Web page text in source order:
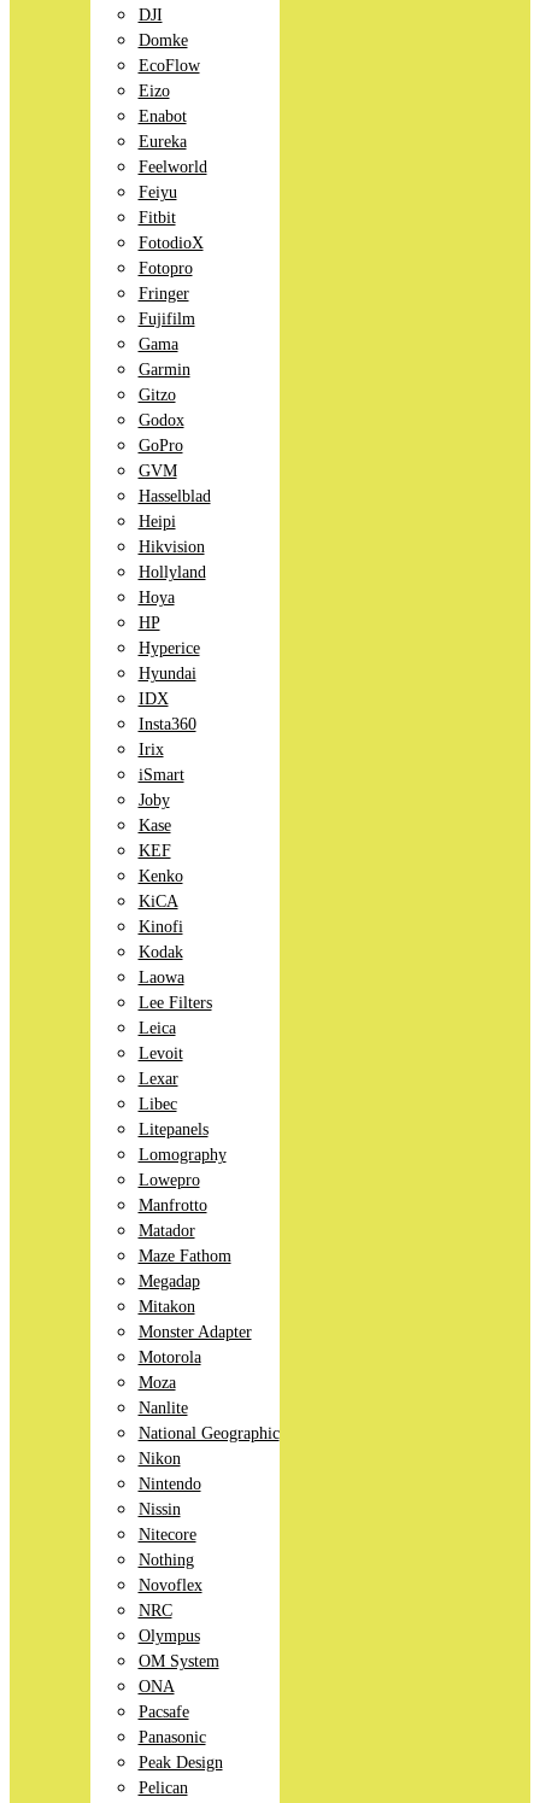
DJI
Domke
EcoFlow
Eizo
Enabot
Eureka
Feelworld
Feiyu
Fitbit
FotodioX
Fotopro
Fringer
Fujifilm
Gama
Garmin
Gitzo
Godox
GoPro
GVM
Hasselblad
Heipi
Hikvision
Hollyland
Hoya
HP
Hyperice
Hyundai
IDX
Insta360
Irix
iSmart
Joby
Kase
KEF
Kenko
KiCA
Kinofi
Kodak
Laowa
Lee Filters
Leica
Levoit
Lexar
Libec
Litepanels
Lomography
Lowepro
Manfrotto
Matador
Maze Fathom
Megadap
Mitakon
Monster Adapter
Motorola
Moza
Nanlite
National Geographic
Nikon
Nintendo
Nissin
Nitecore
Nothing
Novoflex
NRC
Olympus
OM System
ONA
Pacsafe
Panasonic
Peak Design
Pelican